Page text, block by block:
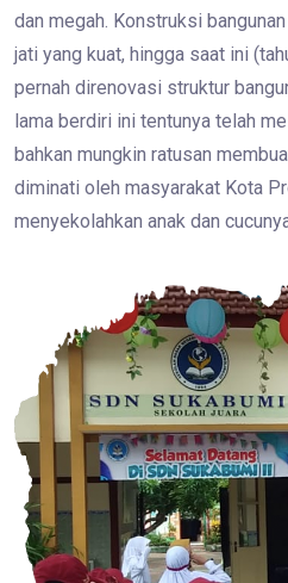
dan megah. Konstruksi
jati yang kuat, hingga saat ini
pernah direnovasi struktur
lama berdiri ini tentunya telah
bahkan mungkin ratusan
diminati oleh masyarakat Kota
menyekolahkan anak dan